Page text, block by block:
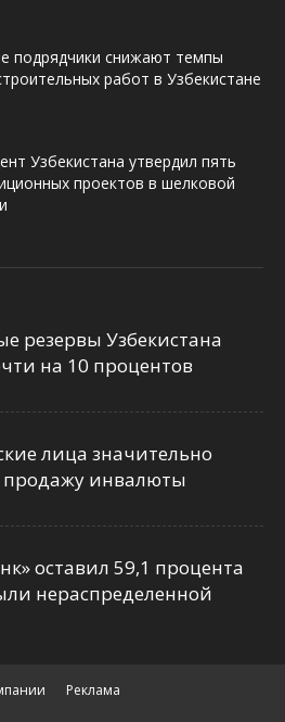
подрядчики снижают темпы
работ в Узбекистане
Узбекистана утвердил пять
проектов в шелковой
резервы Узбекистана
на 10 процентов
лица значительно
продажу инвалюты
оставил 59,1 процента
нераспределенной
Реклама